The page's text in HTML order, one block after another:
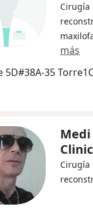
Cirugía
más
5D#38A-35
Cirugía